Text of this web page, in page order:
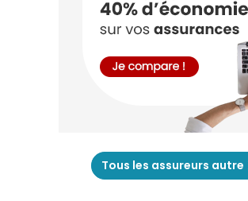
Tous les assureurs autre